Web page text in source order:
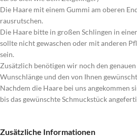
Die Haare mit einem Gummi am oberen
rausrutschen.
Die Haare bitte in großen Schlingen in
sollte nicht gewaschen oder mit anderen
sein.
Zusätzlich benötigen wir noch den
Wunschlänge und den von Ihnen
Nachdem die Haare bei uns angekommen
bis das gewünschte Schmuckstück
Zusätzliche Informationen